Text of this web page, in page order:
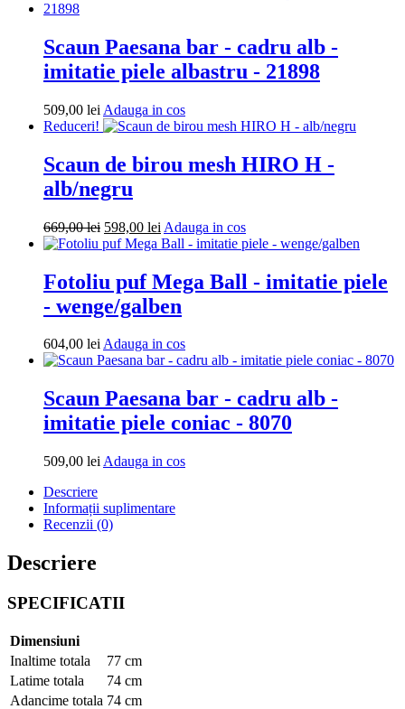
Scaun Paesana bar - cadru alb -
imitatie piele albastru - 21898
509,00 lei Adauga in cosAdauga
in
Reduceri!
Scaun de birou mesh HIRO H -
alb/negru
669,00lei Prețul
inițial
669,00 lei.
598,00 lei Prețul
curent
598,00 lei.
Adauga in cosAdauga
in
Fotoliu puf Mega Ball - imitatie piele
- wenge/galben
604,00 leiAdauga in cosAdauga
in
Scaun Paesana bar - cadru alb -
imitatie piele coniac - 8070
509,00 lei Adauga in cosAdauga
Descriere
Informații suplimentare
Recenzii (0)
Descriere
SPECIFICATII
Dimensiuni
Inaltime totala
77 cm
Latime totala
74 cm
Adancime totala 74 cm